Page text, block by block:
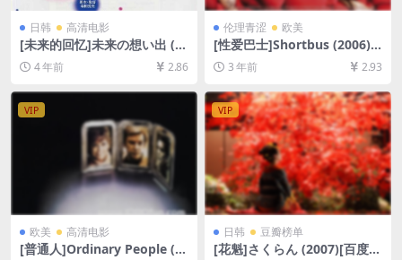
日韩 高清电影
[未来的回忆]未来の想い出 (1
992)[百度网盘+迅雷云盘资源
1080P超清未删减][MP4/7.6G
4 年前 2.86
伦理青涩 欧美
[性爱巴士]Shortbus (2006)
[百度网盘+迅雷云盘资源1080
P超清未删减][MP4/6GB][中
请下载防和谐压缩包（含解压
密码）】
3 年前 2.93
VIP
欧美 高清电影
[普通人]Ordinary People (1
VIP
日韩 豆瓣榜单
[花魁]さくらん (2007)[百度网